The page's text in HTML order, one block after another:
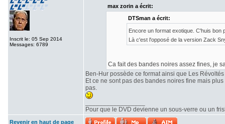
Inscrit le: 05 Sep 2014
Messages: 6789
max zorin a écrit:
DTSman a écrit:
Encore un format exotique. C'huis
Là c'est l'opposé de la version Zack
Ca fait des bandes noires assez fines, je
Ben-Hur possède ce format ainsi que Les
Et ce ne sont pas des bandes noires fine mais
pas.
Pour que le DVD devienne un sous-verre ou un
Revenir en haut de page